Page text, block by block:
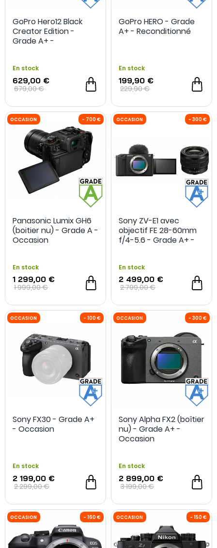
- 50 €
GoPro Hero12 Black
Creator Edition -
Grade A+ -
En stock
629,00 €
679,00 €
OCCASION
GoPro HERO - Grade
A+ - Reconditionné
En stock
199,90 €
229,90 €
OCCASION - 700 €
Panasonic Lumix GH6
(boitier nu) - Grade A -
Occasion
En stock
1 299,00 €
1 999,00 €
OCCASION
Sony ZV-E1 avec
objectif FE 28-60mm
f/4-5.6 - Grade A+ -
En stock
2 499,00 €
2 799,00 €
Sony FX30 - Grade A+
- Occasion
En stock
2 199,00 €
2 299,00 €
Sony Alpha FX2 (boîtier
nu) - Grade A+ -
Occasion
En stock
2 899,00 €
3 199,00 €